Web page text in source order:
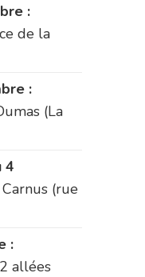
:
de la
:
(La
4
(rue
:
allées